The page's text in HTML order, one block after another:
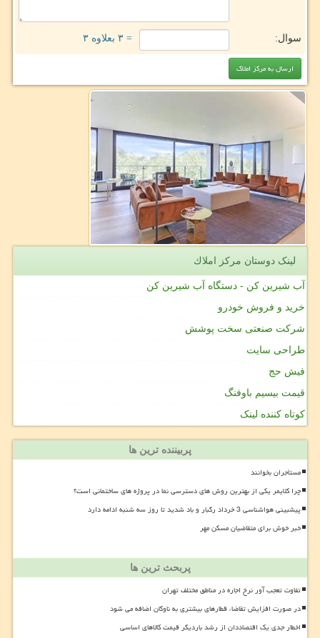
سوال: = ۳ بعلاوه ۳
لینک دوستان مركز املاك
آب شیرین کن - دستگاه آب شیرین کن
خرید و فروش خودرو
شرکت صنعتی سخت پوشش
طراحی سایت
فیش حج
قیمت بیسیم باوفنگ
کوتاه کننده لینک
پربیننده ترین ها
مستأجران بخوانند
چرا کلایمر یکی از بهترین روش های دسترسی نما در پروژه های ساختمانی است؟
پیشبینی هواشناسی 3 خرداد رگبار و باد شدید تا روز سه شنبه ادامه دارد
خبر خوش برای متقاضیان مسکن مهر
پربحث ترین ها
تفاوت تعجب آور نرخ اجاره در مناطق مختلف تهران
در صورت افزایش تقاضا، قطارهای بیشتری به ناوگان اضافه می شود
اخطار جدی یک اقتصاددان از رشد باردیگر قیمت کالاهای اساسی